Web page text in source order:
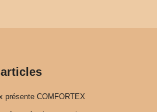
présente COMFORTEX